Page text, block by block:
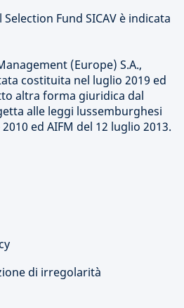
Fund SICAV è indicata
(Europe) S.A.,
costituita nel luglio 2019 ed
altra forma giuridica dal
alle leggi lussemburghesi
ed AIFM del 12 luglio 2013.
di irregolarità